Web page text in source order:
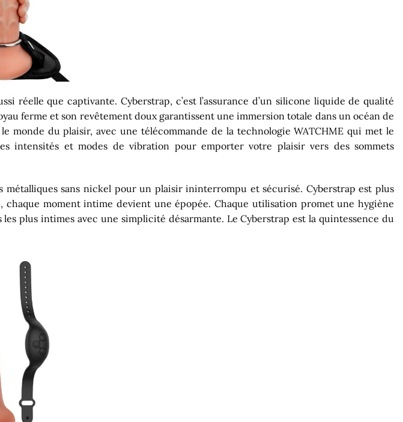
réelle que captivante. Cyberstrap, c’est l’assurance d’un silicone liquide de qualité
ferme et son revêtement doux garantissent une immersion totale dans un océan de
monde du plaisir, avec une télécommande de la technologie WATCHME qui met le
intensités et modes de vibration pour emporter votre plaisir vers des sommets
métalliques sans nickel pour un plaisir ininterrompu et sécurisé. Cyberstrap est plus
moment intime devient une épopée. Chaque utilisation promet une hygiène
plus intimes avec une simplicité désarmante. Le Cyberstrap est la quintessence du